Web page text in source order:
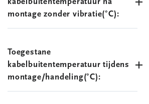
kabelbuitentemperatuur na
montage zonder vibratie(°C):
Toegestane
kabelbuitentemperatuur tijdens
montage/handeling(°C):